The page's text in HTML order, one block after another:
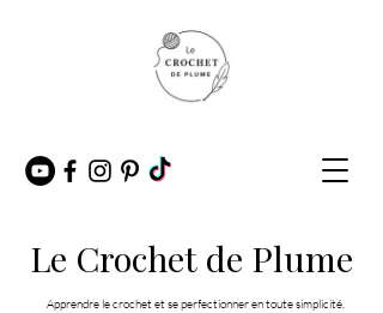
Le Crochet de Plume
Apprendre le crochet et se perfectionner en toute simplicité.